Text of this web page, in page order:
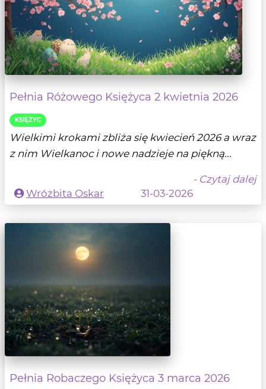
Pełnia Różowego Księżyca 2 kwietnia 2026
KSIĘŻYC
Wielkimi krokami zbliża się kwiecień 2026 a wraz
z nim Wielkanoc i nowe nadzieje na piękną...
- Czytaj dalej
Wróżbita Oskar
31-03-2026
Pełnia Robaczego Księżyca 3 marca 2026